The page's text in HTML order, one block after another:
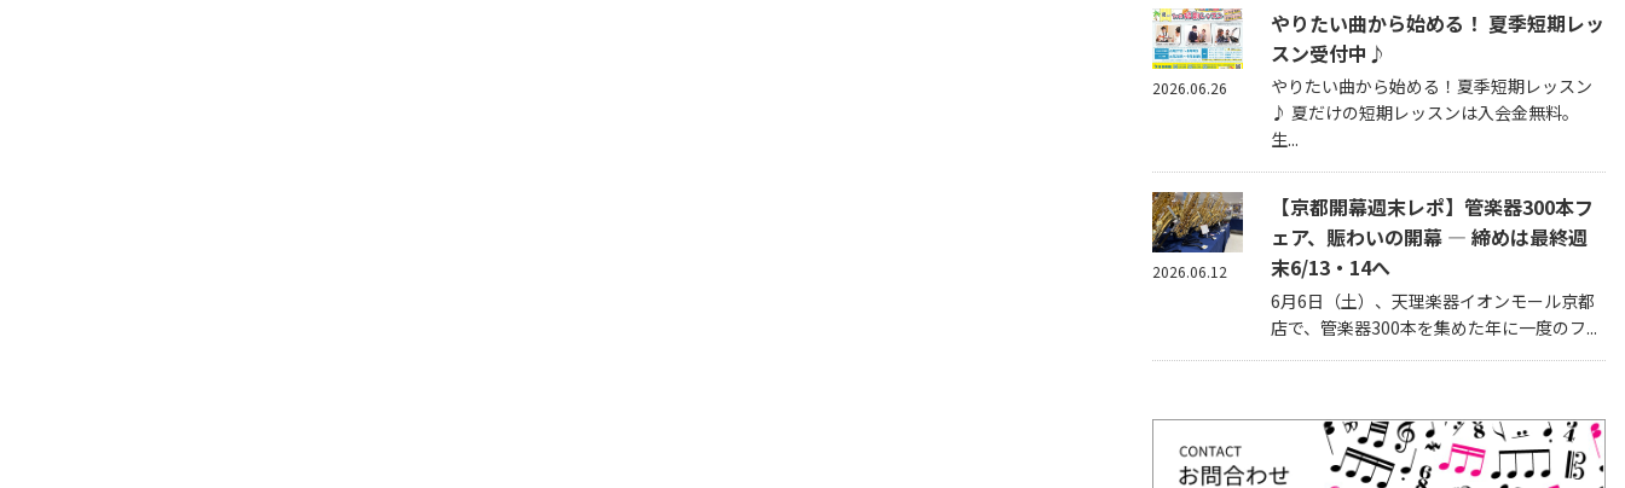
やりたい曲から始める！ 夏季短期レッ
スン受付中♪
やりたい曲から始める！夏季短期レッスン
♪ 夏だけの短期レッスンは入会金無料。
生...
2026.06.26
【京都開幕週末レポ】管楽器300本フ
ェア、賑わいの開幕 — 締めは最終週
末6/13・14へ
6月6日（土）、天理楽器イオンモール京都
店で、管楽器300本を集めた年に一度のフ...
2026.06.12